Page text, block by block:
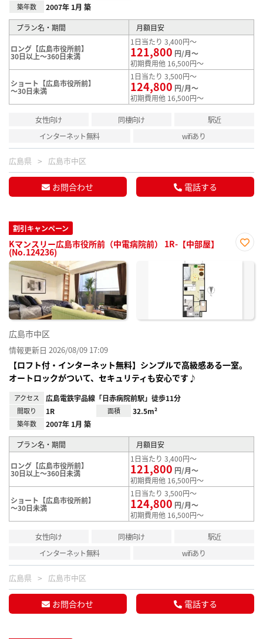
築年数 2007年 1月 築
プラン名・期間 月額目安
ロング【広島市役所前】
30日以上～360日未満
1日当たり 3,400円～
121,800 円/月～
初期費用他 16,500円～
ショート【広島市役所前】
～30日未満
1日当たり 3,500円～
124,800 円/月～
初期費用他 16,500円～
女性向け 同棲向け
駅近
インターネット無料
wifiあり
広島県 広島市中区
お問合わせ 電話する
割引キャンペーン
Kマンスリー広島市役所前（中電病院前） 1R-【中部屋】
(No.124236)
に入
広島市中区
情報更新日 2026/08/09 17:09
【ロフト付・インターネット無料】シンプルで高級感ある一室。
オートロックがついて、セキュリティも安心です♪
アクセス 広島電鉄宇品線「日赤病院前駅」徒歩11分
間取り 1R 面積 32.5m²
築年数 2007年 1月 築
プラン名・期間 月額目安
ロング【広島市役所前】
30日以上～360日未満
1日当たり 3,400円～
121,800 円/月～
初期費用他 16,500円～
ショート【広島市役所前】
～30日未満
1日当たり 3,500円～
124,800 円/月～
初期費用他 16,500円～
女性向け 同棲向け
駅近
インターネット無料
wifiあり
広島県 広島市中区
お問合わせ 電話する